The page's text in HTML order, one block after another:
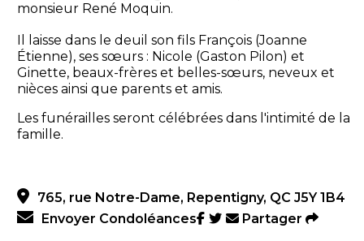
monsieur René Moquin.
Il laisse dans le deuil son fils François (Joanne
Étienne), ses sœurs : Nicole (Gaston Pilon) et
Ginette, beaux-frères et belles-sœurs, neveux et
nièces ainsi que parents et amis.
Les funérailles seront célébrées dans l'intimité de la
famille.
765, rue Notre-Dame, Repentigny, QC J5Y 1B4
Envoyer Condoléances
Partager